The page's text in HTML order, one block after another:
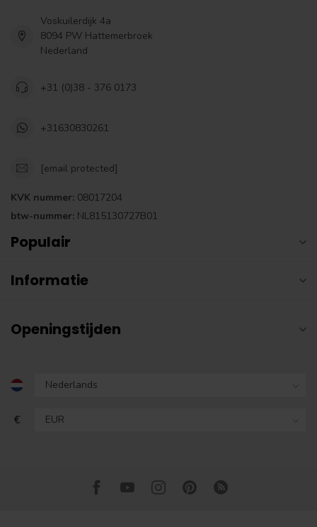
Voskuilerdijk 4a
8094 PW Hattemerbroek
Nederland
+31 (0)38 - 376 0173
+31630830261
[email protected]
KVK nummer: 08017204
btw-nummer: NL815130727B01
Populair
Informatie
Openingstijden
€